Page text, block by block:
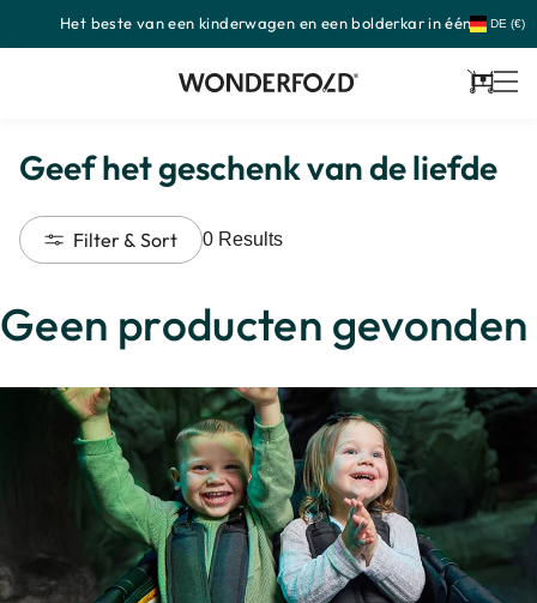
Meteen
naar
Het beste van een kinderwagen en een bolderkar in één. DE (€)
Geef het geschenk van de liefde
Filter & Sort 0 Results
Geen producten gevonden